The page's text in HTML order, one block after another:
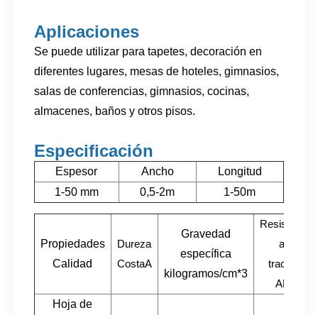
Aplicaciones
Se puede utilizar para tapetes, decoración en
diferentes lugares, mesas de hoteles, gimnasios,
salas de conferencias, gimnasios, cocinas,
almacenes, baños y otros pisos.
Especificación
Espesor Ancho
Longitud
1-50 mm
0,5-2m 1-50m
Propiedades
Calidad
Dureza
CostaA
Gravedad
específica
kilogramos/cm*3
Resistencia
a la
tracción
AMP
Hoja de